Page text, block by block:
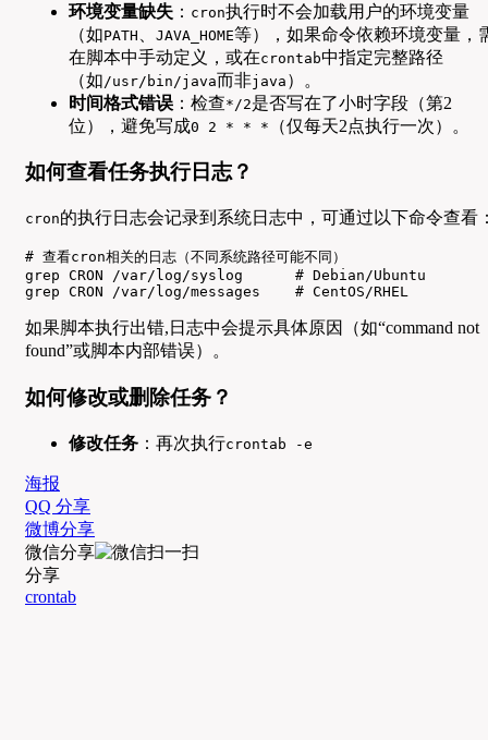
环境变量缺失 ： cron执行时不会加载用户的环境变量
（如PATH JAVA_HOME等），如果命令依赖环境变量，
在脚本中手动定义，或在crontab中指定完整路径
（如 /usr/bin/java而非java ）。
时间格式错误 ：检查*/2是否写在了小时字段（第2
位），避免写成0 2 * * * （仅每天2点执行一次）。
如何查看任务执行日志？
cron的执行日志会记录到系统日志中，可通过以下命令查看
# 查看cron相关的日志（不同系统路径可能不同）
grep CRON /var/log/syslog      # Debian/Ubuntu
grep CRON /var/log/messages    # CentOS/RHEL
如果脚本执行出错,日志中会提示具体原因（如“command not
found”或脚本内部错误）。
如何修改或删除任务？
修改任务 ：再次执行crontab -e
海报
QQ 分享
微博分享
微信分享
分享
crontab